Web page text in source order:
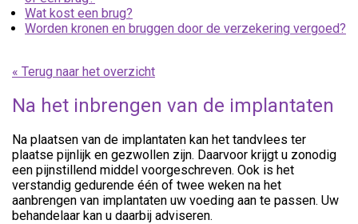
Wat kost een brug?
Worden kronen en bruggen door de verzekering vergoed?
« Terug naar het overzicht
Na het inbrengen van de implantaten
Na plaatsen van de implantaten kan het tandvlees ter
plaatse pijnlijk en gezwollen zijn. Daarvoor krijgt u zonodig
een pijnstillend middel voorgeschreven. Ook is het
verstandig gedurende één of twee weken na het
aanbrengen van implantaten uw voeding aan te passen. Uw
behandelaar kan u daarbij adviseren.